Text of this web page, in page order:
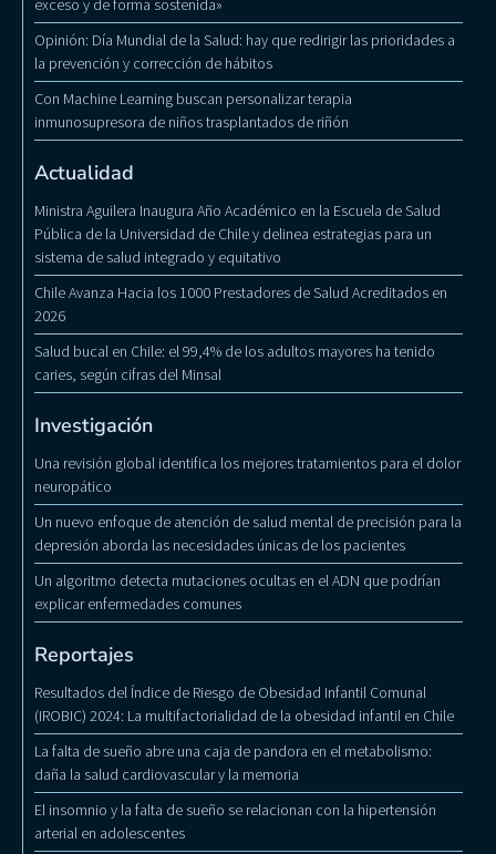
exceso y de forma sostenida»
Opinión: Día Mundial de la Salud: hay que redirigir las prioridades a
la prevención y corrección de hábitos
Con Machine Learning buscan personalizar terapia
inmunosupresora de niños trasplantados de riñón
Actualidad
Ministra Aguilera Inaugura Año Académico en la Escuela de Salud
Pública de la Universidad de Chile y delinea estrategias para un
sistema de salud integrado y equitativo
Chile Avanza Hacia los 1000 Prestadores de Salud Acreditados en
2026
Salud bucal en Chile: el 99,4% de los adultos mayores ha tenido
caries, según cifras del Minsal
Investigación
Una revisión global identifica los mejores tratamientos para el dolor
neuropático
Un nuevo enfoque de atención de salud mental de precisión para la
depresión aborda las necesidades únicas de los pacientes
Un algoritmo detecta mutaciones ocultas en el ADN que podrían
explicar enfermedades comunes
Reportajes
Resultados del Índice de Riesgo de Obesidad Infantil Comunal
(IROBIC) 2024: La multifactorialidad de la obesidad infantil en Chile
La falta de sueño abre una caja de pandora en el metabolismo:
daña la salud cardiovascular y la memoria
El insomnio y la falta de sueño se relacionan con la hipertensión
arterial en adolescentes